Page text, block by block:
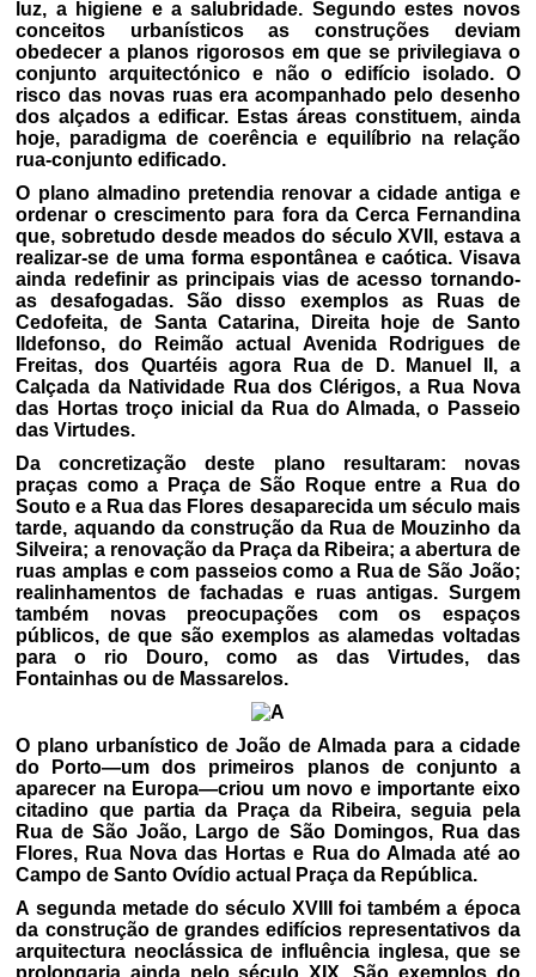
luz, a higiene e a salubridade. Segundo estes novos
conceitos urbanísticos as construções deviam
obedecer a planos rigorosos em que se privilegiava o
conjunto arquitectónico e não o edifício isolado. O
risco das novas ruas era acompanhado pelo desenho
dos alçados a edificar. Estas áreas constituem, ainda
hoje, paradigma de coerência e equilíbrio na relação
rua-conjunto edificado.
O plano almadino pretendia renovar a cidade antiga e
ordenar o crescimento para fora da Cerca Fernandina
que, sobretudo desde meados do século XVII, estava a
realizar-se de uma forma espontânea e caótica. Visava
ainda redefinir as principais vias de acesso tornando-
as desafogadas. São disso exemplos as Ruas de
Cedofeita, de Santa Catarina, Direita hoje de Santo
Ildefonso, do Reimão actual Avenida Rodrigues de
Freitas, dos Quartéis agora Rua de D. Manuel II, a
Calçada da Natividade Rua dos Clérigos, a Rua Nova
das Hortas troço inicial da Rua do Almada, o Passeio
das Virtudes.
Da concretização deste plano resultaram: novas
praças como a Praça de São Roque entre a Rua do
Souto e a Rua das Flores desaparecida um século mais
tarde, aquando da construção da Rua de Mouzinho da
Silveira; a renovação da Praça da Ribeira; a abertura de
ruas amplas e com passeios como a Rua de São João;
realinhamentos de fachadas e ruas antigas. Surgem
também novas preocupações com os espaços
públicos, de que são exemplos as alamedas voltadas
para o rio Douro, como as das Virtudes, das
Fontainhas ou de Massarelos.
O plano urbanístico de João de Almada para a cidade
do Porto—um dos primeiros planos de conjunto a
aparecer na Europa—criou um novo e importante eixo
citadino que partia da Praça da Ribeira, seguia pela
Rua de São João, Largo de São Domingos, Rua das
Flores, Rua Nova das Hortas e Rua do Almada até ao
Campo de Santo Ovídio actual Praça da República.
A segunda metade do século XVIII foi também a época
da construção de grandes edifícios representativos da
arquitectura neoclássica de influência inglesa, que se
prolongaria ainda pelo século XIX. São exemplos do